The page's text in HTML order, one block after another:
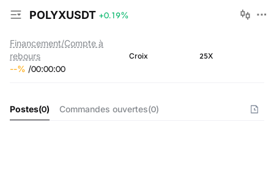
POLYXUSDT +0.19%
Financement/Compte à
rebours
--% /00:00:00
Croix 25X
Postes(0) Commandes ouvertes(0)